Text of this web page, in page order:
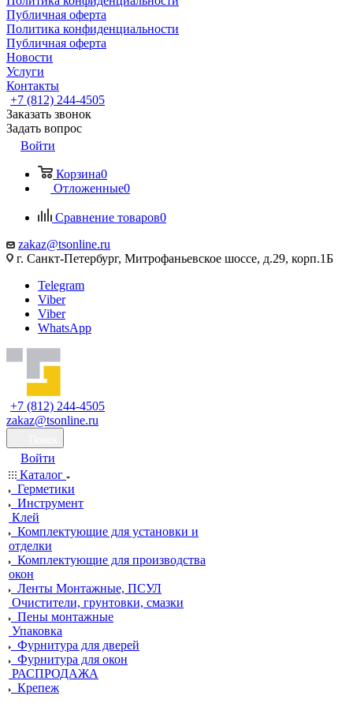
Публичная оферта
Политика конфиденциальности
Публичная оферта
Новости
Услуги
Контакты
+7 (812) 244-4505
Заказать звонок
Задать вопрос
Войти
Корзина0
Отложенные0
Сравнение товаров0
zakaz@tsonline.ru
г. Санкт-Петербург, Митрофаньевское шоссе, д.29, корп.1Б
Telegram
Viber
Viber
WhatsApp
+7 (812) 244-4505
zakaz@tsonline.ru
Войти
Каталог
Герметики
Инструмент
Клей
Комплектующие для установки и
отделки
Комплектующие для производства
окон
Ленты Монтажные, ПСУЛ
Очистители, грунтовки, смазки
Пены монтажные
Упаковка
Фурнитура для дверей
Фурнитура для окон
РАСПРОДАЖА
Крепеж